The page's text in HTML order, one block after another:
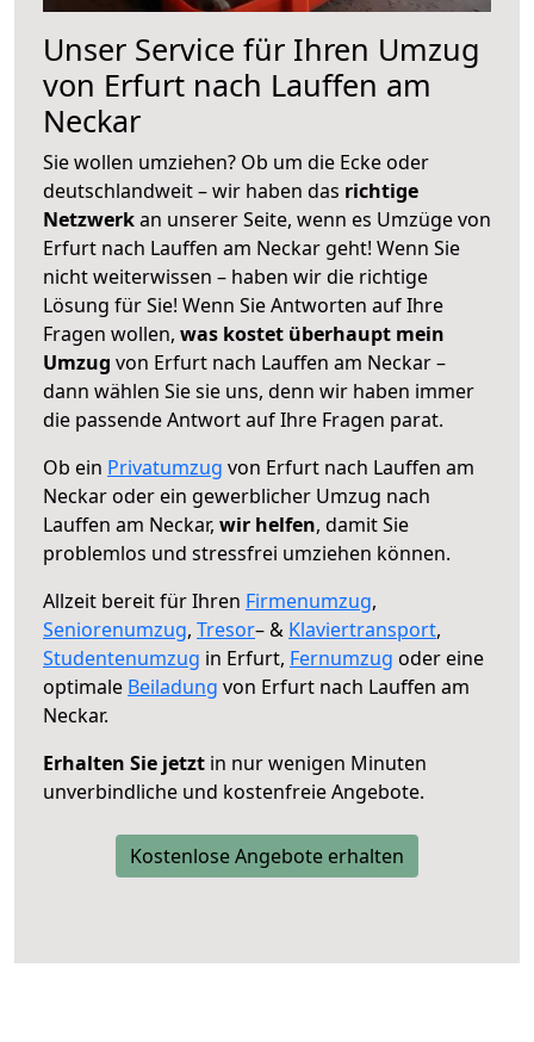
Unser Service für Ihren Umzug
von Erfurt nach Lauffen am
Neckar
Sie wollen umziehen? Ob um die Ecke oder
deutschlandweit – wir haben das richtige
Netzwerkan unserer Seite, wenn es Umzüge von
Erfurt nach Lauffen am Neckar geht! Wenn Sie
nicht weiterwissen – haben wir die richtige
Lösung für Sie! Wenn Sie Antworten auf Ihre
Fragen wollen, was kostet überhaupt mein
Umzug von Erfurt nach Lauffen am Neckar –
dann wählen Sie sie uns, denn wir haben immer
die passende Antwort auf Ihre Fragen parat.
Ob ein Privatumzug von Erfurt nach Lauffen am
Neckar oder ein gewerblicher Umzug nach
Lauffen am Neckar, wir helfen, damit Sie
problemlos und stressfrei umziehen können.
Allzeit bereit für Ihren Firmenumzug,
Seniorenumzug, Tresor– & Klaviertransport,
Studentenumzug in Erfurt, Fernumzug oder eine
optimale Beiladung von Erfurt nach Lauffen am
Neckar.
Erhalten Sie jetzt in nur wenigen Minuten
unverbindliche und kostenfreie Angebote.
Kostenlose Angebote erhalten